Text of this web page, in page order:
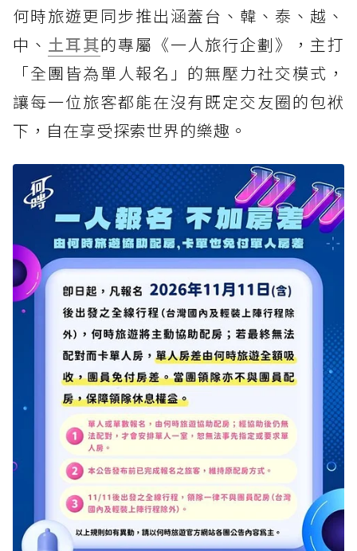
何時旅遊更同步推出涵蓋台、韓、泰、越、
中、 土耳其的專屬《一人旅行企劃》，主打
「全團皆為單人報名」的無壓力社交模式，
讓每一位旅客都能在沒有既定交友圈的包袱
下，自在享受探索世界的樂趣。